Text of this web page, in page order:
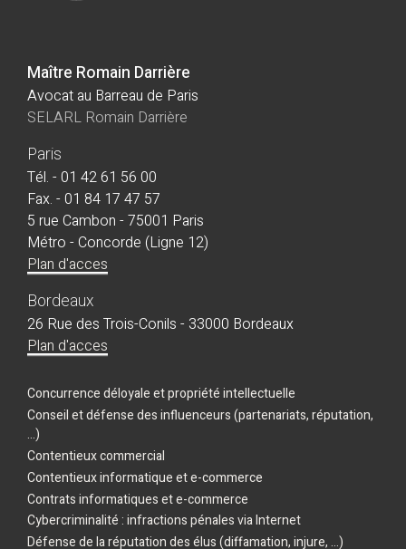
Maître Romain Darrière
Avocat au Barreau de Paris
SELARL Romain Darrière
Paris
Tél. - 01 42 61 56 00
Fax. - 01 84 17 47 57
5 rue Cambon - 75001 Paris
Métro - Concorde (Ligne 12)
Plan d'acces
Bordeaux
26 Rue des Trois-Conils - 33000 Bordeaux
Plan d'acces
Concurrence déloyale et propriété intellectuelle
Conseil et défense des influenceurs (partenariats, réputation,
...)
Contentieux commercial
Contentieux informatique et e-commerce
Contrats informatiques et e-commerce
Cybercriminalité : infractions pénales via Internet
Défense de la réputation des élus (diffamation, injure, ...)